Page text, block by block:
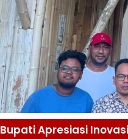
Bupati Apresiasi